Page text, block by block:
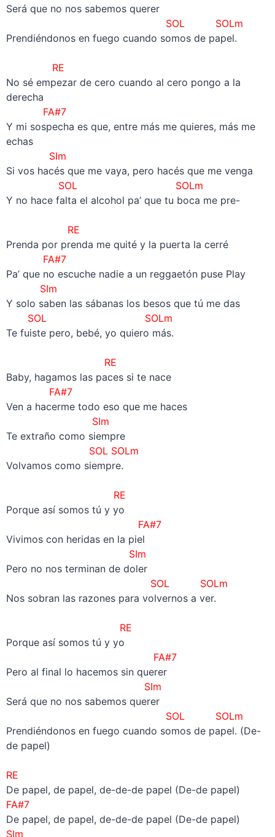
Será que no nos sabemos querer
SOL SOLm
Prendiéndonos en fuego cuando somos de papel.
RE
No sé empezar de cero cuando al cero pongo a la
derecha
FA#7
Y mi sospecha es que, entre más me quieres, más me
echas
SIm
Si vos hacés que me vaya, pero hacés que me venga
SOL SOLm
Y no hace falta el alcohol pa’ que tu boca me pre-
RE
Prenda por prenda me quité y la puerta la cerré
FA#7
Pa’ que no escuche nadie a un reggaetón puse Play
SIm
Y solo saben las sábanas los besos que tú me das
SOL SOLm
Te fuiste pero, bebé, yo quiero más.
RE
Baby, hagamos las paces si te nace
FA#7
Ven a hacerme todo eso que me haces
SIm
Te extraño como siempre
SOL SOLm
Volvamos como siempre.
RE
Porque así somos tú y yo
FA#7
Vivimos con heridas en la piel
SIm
Pero no nos terminan de doler
SOL SOLm
Nos sobran las razones para volvernos a ver.
RE
Porque así somos tú y yo
FA#7
Pero al final lo hacemos sin querer
SIm
Será que no nos sabemos querer
SOL SOLm
Prendiéndonos en fuego cuando somos de papel. (De-
de papel)
RE
De papel, de papel, de-de-de papel (De-de papel)
FA#7
De papel, de papel, de-de-de papel (De-de papel)
SIm